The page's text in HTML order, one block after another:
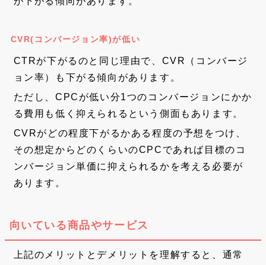
CVR(コンバージョン率)が低い
CTRが下がるのと同じ理由で、CVR（コンバージ
ョン率）も下がる傾向があります。
ただし、CPCが低い分1つのコンバージョンにかか
る費用も低く抑えられるという側面もあります。
CVRがどの程度下がるかある程度の予想をつけ、
その想定からどのくらいのCPCであれば目標のコ
ンバージョン単価に抑えられるかを考える必要が
あります。
向いている商品やサービス
上記のメリットとデメリットを理解すると、通常